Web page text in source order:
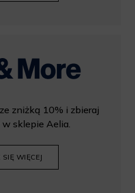
zniżką 10% i zbieraj
sklepie Aelia.
WIĘCEJ